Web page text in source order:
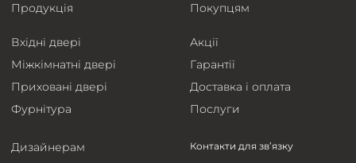
Продукція
Вхідні двері
Міжкімнатні двері
Приховані двері
Фурнітура
Покупцям
Акції
Гарантії
Доставка і оплата
Послуги
Дизайнерам
Контакти для зв’язку